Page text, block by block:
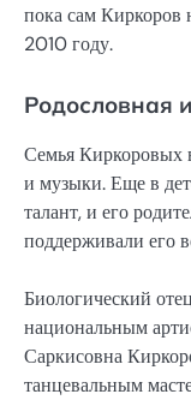
пока сам Киркоров
2010 году.
Родословная
Семья Киркоровых
и музыки. Еще в
талант, и его
поддерживали его
Биологический
национальным
Саркисовна
танцевальным